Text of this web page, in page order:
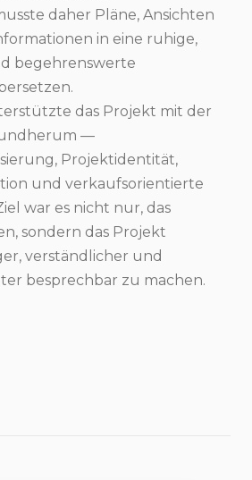
daher Pläne, Ansichten
in eine ruhige,
begehrenswerte
das Projekt mit der
—
Projektidentität,
und verkaufsorientierte
war es nicht nur, das
sondern das Projekt
verständlicher und
besprechbar zu machen.